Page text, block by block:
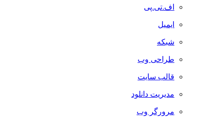
اف.تی.پی
طراحی وب
قالب سایت
مدیریت دانلود
مرورگر وب